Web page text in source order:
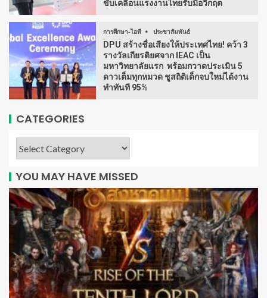
ขับเคลื่อนแรงงานไทยรับมือวิกฤต
การศึกษา-ไอที ประชาสัมพันธ์
DPU สร้างชื่อเสียงให้ประเทศไทย! คว้า 3
รางวัลเกียรติยศจาก IEAC เป็น
มหาวิทยาลัยแรก พร้อมกวาดประเมิน 5
ดาวเต็มทุกหมวด ชูสถิติเด็กจบใหม่ได้งาน
ทำทันที 95%
CATEGORIES
YOU MAY HAVE MISSED